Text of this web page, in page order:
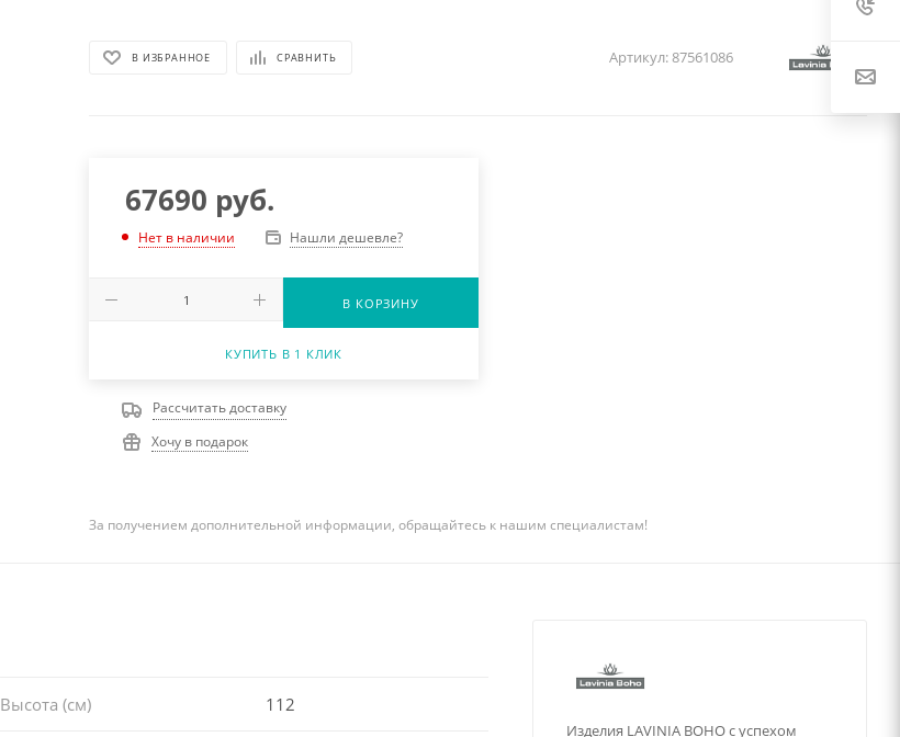
В ИЗБРАННОЕ СРАВНИТЬ Артикул:87561086
67690 руб.
Нет в наличии Нашли дешевле?
В КОРЗИНУ
КУПИТЬ В 1 КЛИК
Рассчитать доставку
Хочу в подарок
За получением дополнительной информации, обращайтесь к нашим специалистам!
Высота (см) 112
Изделия LAVINIA BOHO с успехом